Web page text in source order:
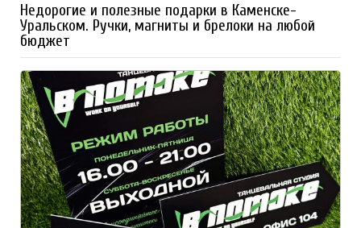
Недорогие и полезные подарки в Каменске-
Уральском. Ручки, магниты и брелоки на любой
бюджет